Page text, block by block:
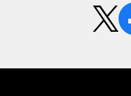
ハーレーダビッドソ
ドゥカティ
中途採用・アルバイ